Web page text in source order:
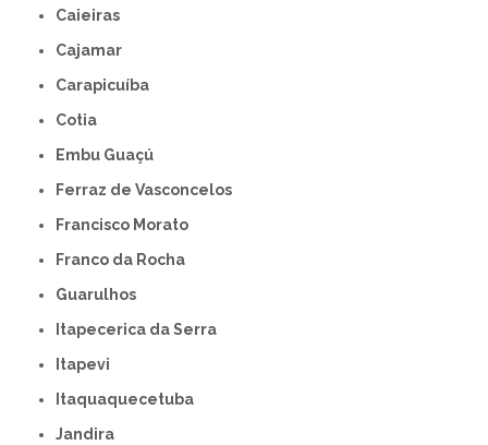
Caieiras
Cajamar
Carapicuíba
Cotia
Embu Guaçú
Ferraz de Vasconcelos
Francisco Morato
Franco da Rocha
Guarulhos
Itapecerica da Serra
Itapevi
Itaquaquecetuba
Jandira